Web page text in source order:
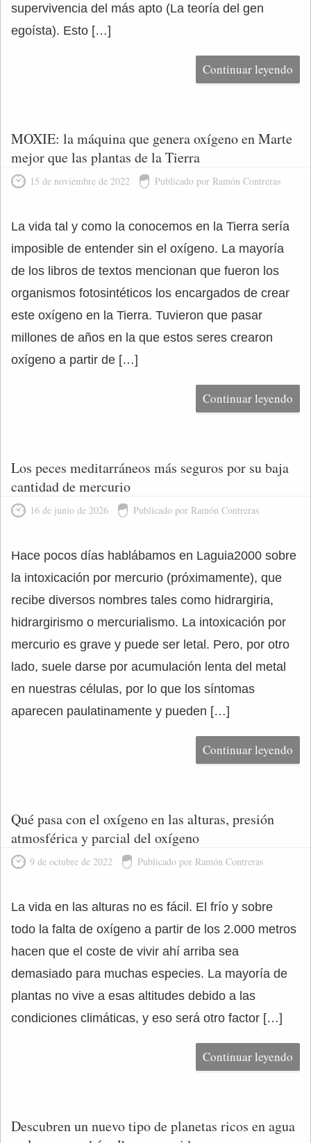
supervivencia del más apto (La teoría del gen
egoísta). Esto […]
Continuar leyendo
MOXIE: la máquina que genera oxígeno en Marte
mejor que las plantas de la Tierra
15 de noviembre de 2022 Publicado por Ramón Contreras
La vida tal y como la conocemos en la Tierra sería
imposible de entender sin el oxígeno. La mayoría
de los libros de textos mencionan que fueron los
organismos fotosintéticos los encargados de crear
este oxígeno en la Tierra. Tuvieron que pasar
millones de años en la que estos seres crearon
oxígeno a partir de […]
Continuar leyendo
Los peces meditarráneos más seguros por su baja
cantidad de mercurio
16 de junio de 2026 Publicado por Ramón Contreras
Hace pocos días hablábamos en Laguia2000 sobre
la intoxicación por mercurio (próximamente), que
recibe diversos nombres tales como hidrargiria,
hidrargirismo o mercurialismo. La intoxicación por
mercurio es grave y puede ser letal. Pero, por otro
lado, suele darse por acumulación lenta del metal
en nuestras células, por lo que los síntomas
aparecen paulatinamente y pueden […]
Continuar leyendo
Qué pasa con el oxígeno en las alturas, presión
atmosférica y parcial del oxígeno
9 de octubre de 2022 Publicado por Ramón Contreras
La vida en las alturas no es fácil. El frío y sobre
todo la falta de oxígeno a partir de los 2.000 metros
hacen que el coste de vivir ahí arriba sea
demasiado para muchas especies. La mayoría de
plantas no vive a esas altitudes debido a las
condiciones climáticas, y eso será otro factor […]
Continuar leyendo
Descubren un nuevo tipo de planetas ricos en agua